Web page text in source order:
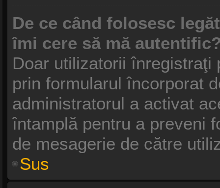
De ce când folosesc
îmi cere să mă
Doar utilizatorii
prin formularul încorporat
administratorul a activat
întamplă pentru a preveni
de mesagerie de către
Sus